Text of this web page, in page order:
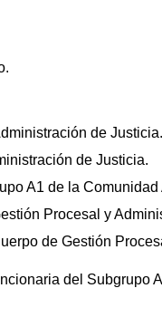
de Justicia.
de Justicia.
A1 de la
Procesal y
de Gestión
del Subgrupo